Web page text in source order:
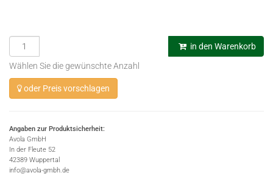
in den Warenkorb
Wählen Sie die gewünschte Anzahl
oder Preis vorschlagen
Angaben zur Produktsicherheit:
Avola GmbH
In der Fleute 52
42389 Wuppertal
info@avola-gmbh.de